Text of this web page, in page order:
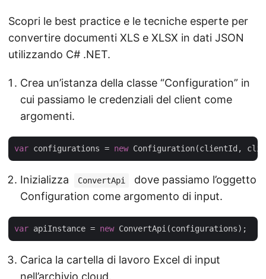
Scopri le best practice e le tecniche esperte per
convertire documenti XLS e XLSX in dati JSON
utilizzando C# .NET.
Crea un’istanza della classe “Configuration” in
cui passiamo le credenziali del client come
argomenti.
var configurations = new
Inizializza ConvertApi
dove passiamo l’oggetto
Configuration come argomento di input.
var apiInstance = new
Carica la cartella di lavoro Excel di input
nell’archivio cloud.